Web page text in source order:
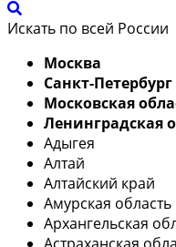
Искать по всей России
Москва
Санкт-Петербург
Московская
Ленинградская
Адыгея
Алтай
Алтайский край
Амурская область
Архангельская